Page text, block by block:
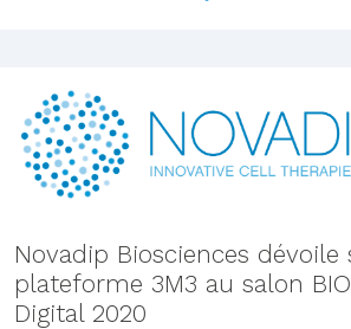
Novadip Biosciences dévoile
plateforme 3M3 au salon BIO
Digital 2020